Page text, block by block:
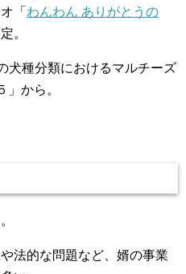
「 わんわん ありがとうの
。
犬種分類におけるマルチーズ
から。
法的な問題など、婿の事業